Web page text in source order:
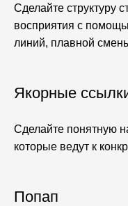
Сделайте структуру
восприятия с
линий, плавной
Якорные
Сделайте понятную
которые ведут к
Попап